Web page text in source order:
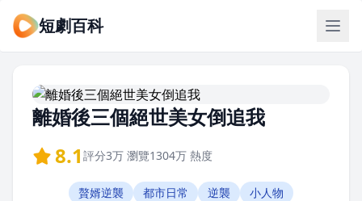
短劇百科
離婚後三個絕世美女倒追我
8.1 評分3万 瀏覽1304万 熱度
贅婿逆襲 都市日常 逆襲 小人物